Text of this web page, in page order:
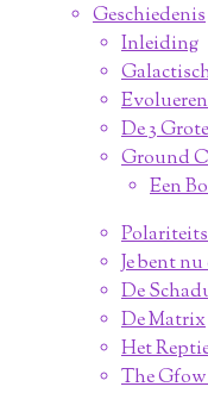
Geschiedenis
Inleiding
De 3
Ground
Een
Je bent
De
De Matrix
Het
The